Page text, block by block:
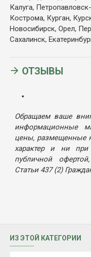
Калуга,
Кострома, Курган,
Новосибирск, Орел,
Сахалинск,
ОТЗЫВЫ
Обращаем ваше
информационные
цены, размещенные
характер и ни при
публичной
Статьи 437 (2)
ИЗ ЭТОЙ КАТЕГОРИИ